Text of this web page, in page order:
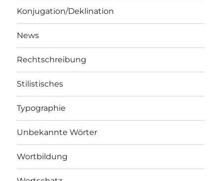
Konjugation/Deklination
News
Rechtschreibung
Stilistisches
Typographie
Unbekannte Wörter
Wortbildung